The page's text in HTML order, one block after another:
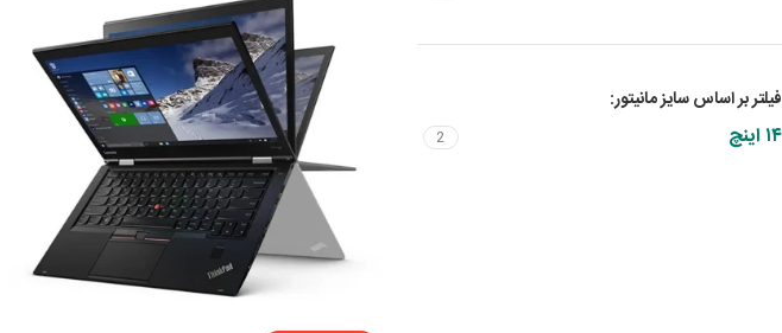
فیلتر بر اساس سایز مانیتور:
۱۴ اینچ 2